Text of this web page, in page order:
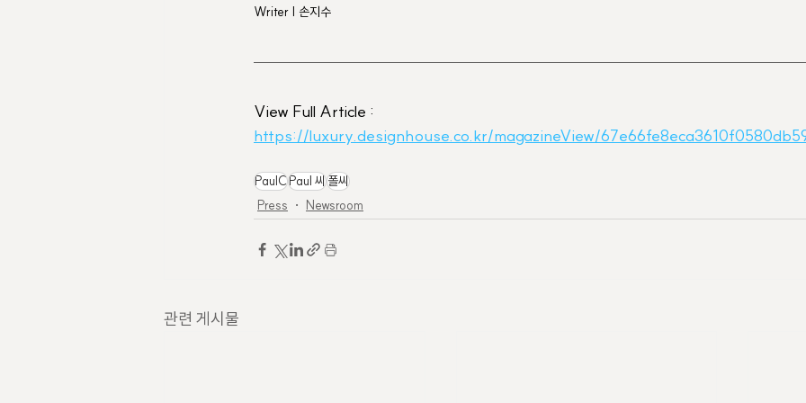
Writer | 손지수
View Full Article :
https://luxury.designhouse.co.kr/magazineView/
PaulCPaul 씨폴씨
Press
Newsroom
관련 게시물